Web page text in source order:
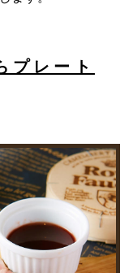
プレート